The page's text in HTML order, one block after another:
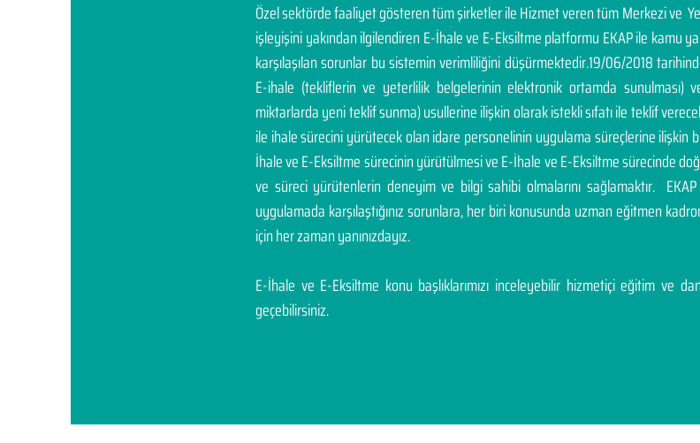
Özel sektörde faaliyet gösteren tüm şirketler ile Hizmet veren tüm Merkezi ve
işleyişini yakından ilgilendiren E-İhale ve E-Eksiltme platformu EKAP ile kamu
karşılaşılan sorunlar bu sistemin verimliliğini düşürmektedir.19/06/2018
E-ihale (tekliflerin ve yeterlilik belgelerinin elektronik ortamda sunulması)
miktarlarda yeni teklif sunma) usullerine ilişkin olarak istekli sıfatı ile teklif
ile ihale sürecini yürütecek olan idare personelinin uygulama süreçlerine ilişkin
İhale ve E-Eksiltme sürecinin yürütülmesi ve E-İhale ve E-Eksiltme sürecinde
ve süreci yürütenlerin deneyim ve bilgi sahibi olmalarını sağlamaktır.
uygulamada karşılaştığınız sorunlara, her biri konusunda uzman eğitmen
için her zaman yanınızdayız.
E-İhale ve E-Eksiltme konu başlıklarımızı inceleyebilir hizmetiçi eğitim ve
geçebilirsiniz.